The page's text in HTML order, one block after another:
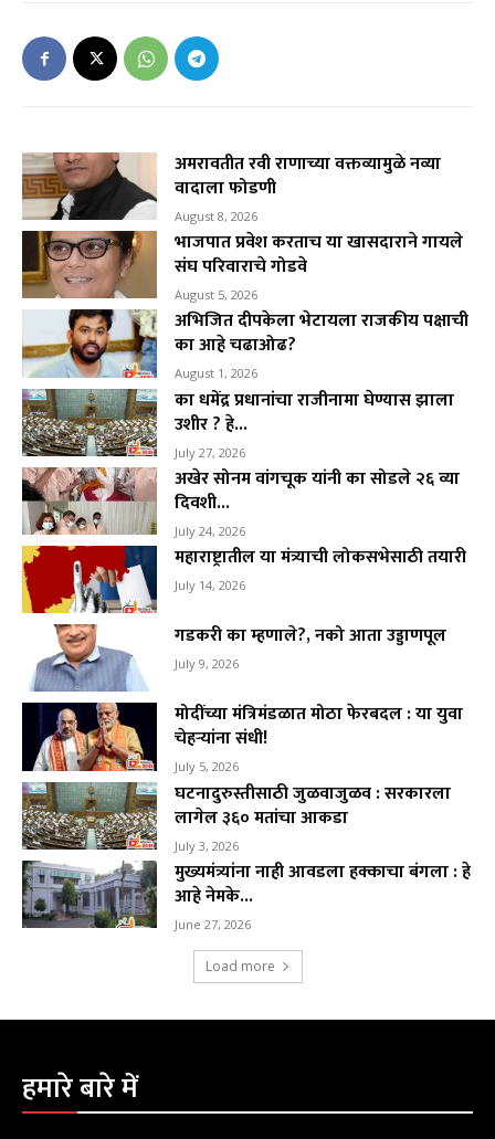
अमरावतीत रवी राणाच्या वक्तव्यामुळे नव्या
वादाला फोडणी
August 8, 2026
भाजपात प्रवेश करताच या खासदाराने गायले
संघ परिवाराचे गोडवे
August 5, 2026
अभिजित दीपकेला भेटायला राजकीय पक्षाची
का आहे चढाओढ?
August 1, 2026
का धमेंद्र प्रधानांचा राजीनामा घेण्यास झाला
उशीर ? हे...
July 27, 2026
अखेर सोनम वांगचूक यांनी का सोडले २६ व्या
दिवशी...
July 24, 2026
महाराष्ट्रातील या मंत्र्याची लोकसभेसाठी तयारी
July 14, 2026
गडकरी का म्हणाले?, नको आता उड्डाणपूल
July 9, 2026
मोदींच्या मंत्रिमंडळात मोठा फेरबदल : या युवा
चेहऱ्यांना संधी!
July 5, 2026
घटनादुरुस्तीसाठी जुळवाजुळव : सरकारला
लागेल ३६० मतांचा आकडा
July 3, 2026
मुख्यमंत्र्यांना नाही आवडला हक्काचा बंगला : हे
आहे नेमके...
June 27, 2026
Load more
हमारे बारे में